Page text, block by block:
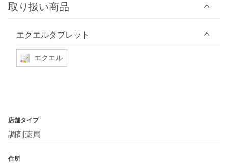
取り扱い商品
エクエルタブレット
エクエル
店舗タイプ
調剤薬局
住所